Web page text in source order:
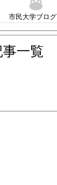
市民大学ブログ
一覧